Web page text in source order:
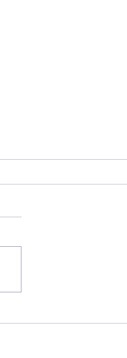
é condenada a